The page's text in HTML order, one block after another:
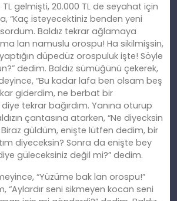
gelmişti, 20.000 TL de seyahat için
“Kaç isteyecektiniz benden yeni
sordum. Baldız tekrar ağlamaya
lan namuslu orospu! Ha sikilmişsin,
düpedüz orospuluk işte! Söyle
dedim. Baldız sümüğünü çekerek,
“Bu kadar lafa ben olsam beş
giderdim, ne berbat bir
tekrar bağırdım. Yanına oturup
çantasına atarken, “Ne diyecksin
güldüm, enişte lütfen dedim, bir
diyeceksin? Sonra da enişte bey
güleceksiniz değil mi?” dedim.
“Yüzüme bak lan orospu!”
“Aylardır seni sikmeyen kocan seni